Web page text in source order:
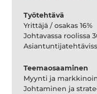
Työtehtävä
Yrittäjä / osakas 16%
Johtavassa roolissa
Teemaosaaminen
Myynti ja
Johtaminen ja